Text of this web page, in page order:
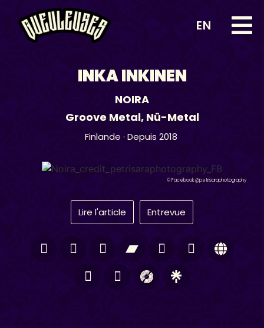
EN
INKA INKINEN
NOIRA
Groove Metal, Nü-Metal
Finlande · Depuis 2018
© Facebook @petrisaraphotography
Lire l'article Entrevue